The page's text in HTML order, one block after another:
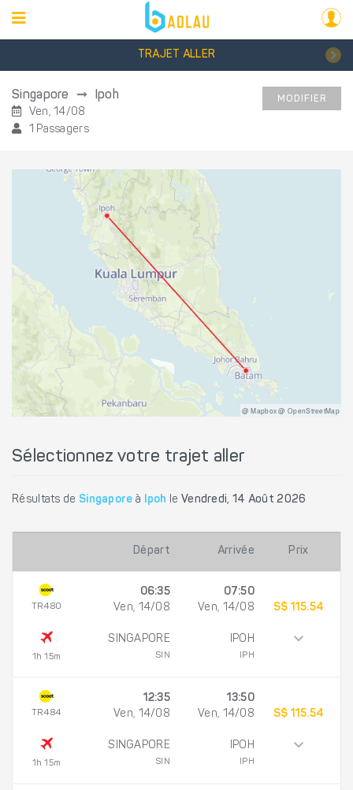
TRAJET ALLER
Singapore Ipoh
Ven, 14/08
1 Passagers
MODIFIER
@ Mapbox @ OpenStreetMap
Sélectionnez votre trajet aller
Résultats de Singapore à Ipoh le Vendredi, 14 Août 2026
Départ Arrivée Prix
TR480
1h 15m
06:35
Ven, 14/08
SINGAPORE
SIN
07:50
Ven, 14/08
IPOH
IPH
S$ 115.54
TR484
1h 15m
12:35
Ven, 14/08
SINGAPORE
SIN
13:50
Ven, 14/08
IPOH
IPH
S$ 115.54